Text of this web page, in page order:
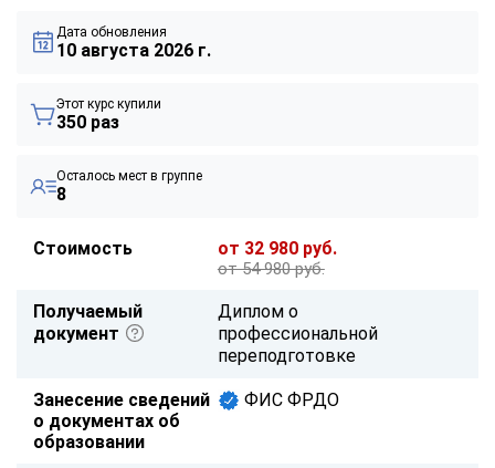
Дата обновления
10 августа 2026 г.
Этот курс купили
350 раз
Осталось мест в группе
8
Стоимость от 32 980 руб.
от 54 980 руб.
Получаемый
документ
Диплом о
профессиональной
переподготовке
Занесение сведений
о документах об
образовании
ФИС ФРДО